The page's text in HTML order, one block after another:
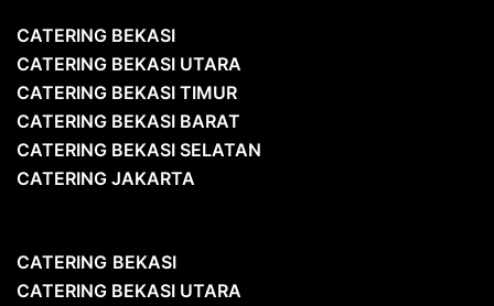
CATERING BEKASI
CATERING BEKASI UTARA
CATERING BEKASI TIMUR
CATERING BEKASI BARAT
CATERING BEKASI SELATAN
CATERING JAKARTA
CATERING BEKASI
CATERING BEKASI UTARA